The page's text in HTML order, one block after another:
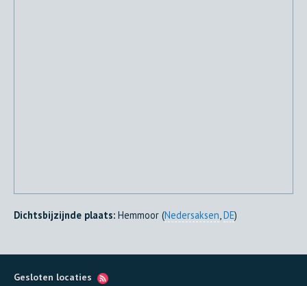
Dichtsbijzijnde plaats: Hemmoor (Nedersaksen DE)
Gesloten locaties